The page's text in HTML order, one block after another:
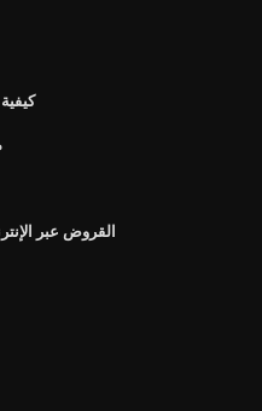
القروض عبر